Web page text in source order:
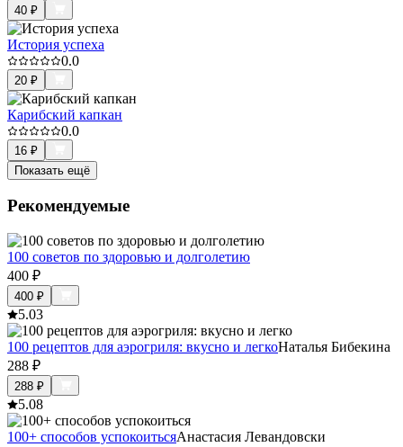
40 ₽
История успеха
0.0
20 ₽
Карибский капкан
0.0
16 ₽
Показать ещё
Рекомендуемые
100 советов по здоровью и долголетию
400 ₽
400 ₽
5.03
100 рецептов для аэрогриля: вкусно и легкоНаталья Бибекина
288 ₽
288 ₽
5.08
100+ способов успокоитьсяАнастасия Левандовски